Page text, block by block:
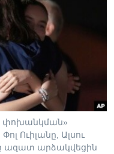
փոխանկման»
Ուիլանը, Ալսու
ազատ արձակվեցին